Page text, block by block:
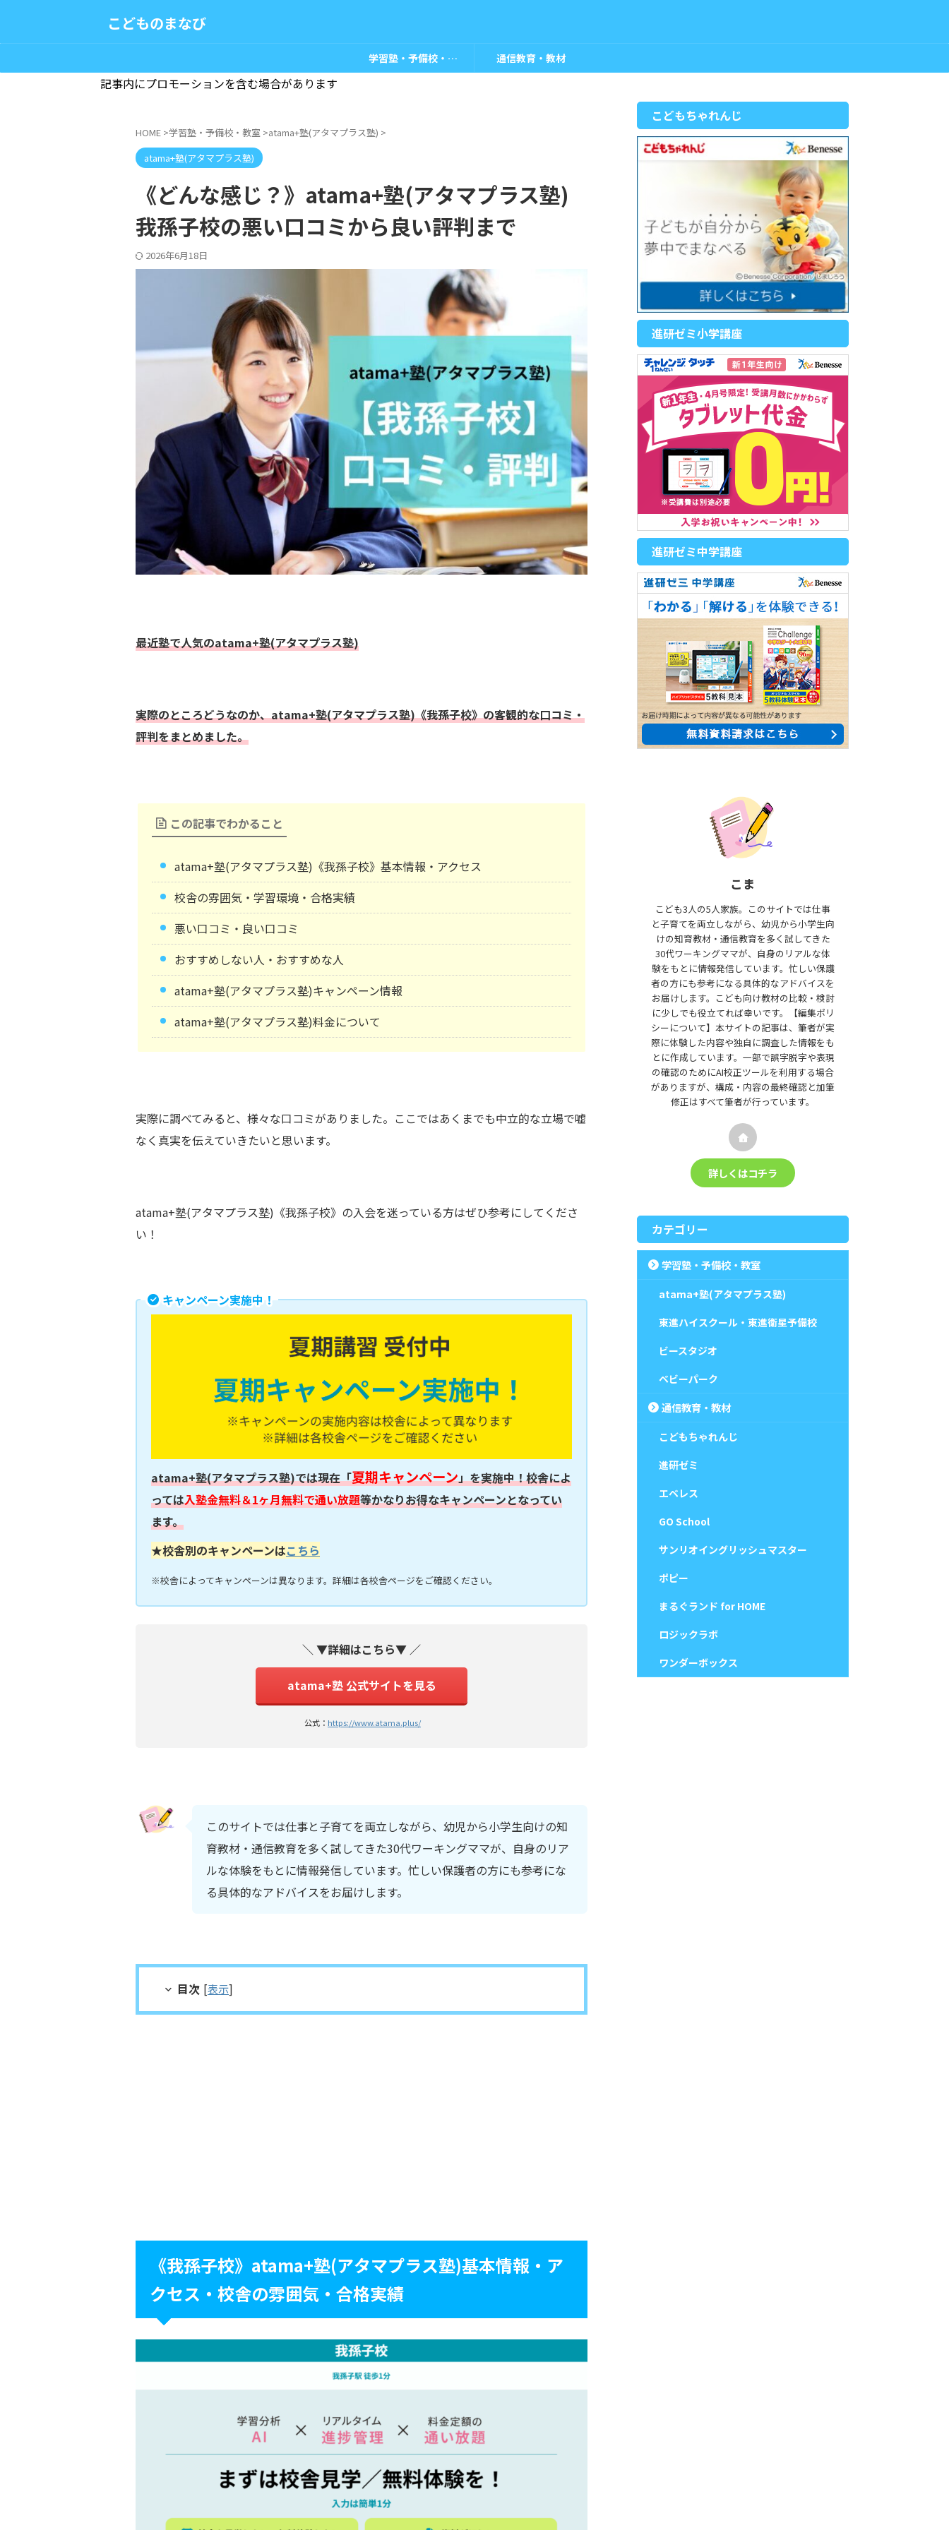
こどものまなび
学習塾・予備校・教室 通信教育・教材
記事内にプロモーションを含む場合があります
HOME >学習塾・予備校・教室 >atama+塾(アタマプラス塾) >
atama+塾(アタマプラス塾)
《どんな感じ？》atama+塾(アタマプラス塾)
我孫子校の悪い口コミから良い評判まで
2026年6月18日
最近塾で人気のatama+塾(アタマプラス塾)
実際のところどうなのか、atama+塾(アタマプラス塾)《我孫子校》の客観的な口コミ・
評判をまとめました。
この記事でわかること
atama+塾(アタマプラス塾)《我孫子校》基本情報・アクセス
校舎の雰囲気・学習環境・合格実績
悪い口コミ・良い口コミ
おすすめしない人・おすすめな人
atama+塾(アタマプラス塾)キャンペーン情報
atama+塾(アタマプラス塾)料金について
実際に調べてみると、様々な口コミがありました。ここではあくまでも中立的な立場で嘘
なく真実を伝えていきたいと思います。
atama+塾(アタマプラス塾)《我孫子校》の入会を迷っている方はぜひ参考にしてくださ
い！
キャンペーン実施中！
atama+塾(アタマプラス塾)では現在「夏期キャンペーン」を実施中！校舎によ
っては入塾金無料＆1ヶ月無料で通い放題等かなりお得なキャンペーンとなってい
ます。
★校舎別のキャンペーンはこちら
※校舎によってキャンペーンは異なります。詳細は各校舎ページをご確認ください。
＼ ▼詳細はこちら▼ ／
atama+塾 公式サイトを見る
公式： https://www.atama.plus/
このサイトでは仕事と子育てを両立しながら、幼児から小学生向けの知
育教材・通信教育を多く試してきた30代ワーキングママが、自身のリア
ルな体験をもとに情報発信しています。忙しい保護者の方にも参考にな
る具体的なアドバイスをお届けします。
目次 [表示]
《我孫子校》atama+塾(アタマプラス塾)基本情報・ア
クセス・校舎の雰囲気・合格実績
こどもちゃれんじ
進研ゼミ小学講座
進研ゼミ中学講座
こま
こども3人の5人家族。このサイトでは仕事
と子育てを両立しながら、幼児から小学生向
けの知育教材・通信教育を多く試してきた
30代ワーキングママが、自身のリアルな体
験をもとに情報発信しています。忙しい保護
者の方にも参考になる具体的なアドバイスを
お届けします。こども向け教材の比較・検討
に少しでも役立てれば幸いです。【編集ポリ
シーについて】本サイトの記事は、筆者が実
際に体験した内容や独自に調査した情報をも
とに作成しています。一部で誤字脱字や表現
の確認のためにAI校正ツールを利用する場合
がありますが、構成・内容の最終確認と加筆
修正はすべて筆者が行っています。
詳しくはコチラ
カテゴリー
学習塾・予備校・教室
atama+塾(アタマプラス塾)
東進ハイスクール・東進衛星予備校
ビースタジオ
ベビーパーク
通信教育・教材
こどもちゃれんじ
進研ゼミ
エベレス
GO School
サンリオイングリッシュマスター
ポピー
まるぐランド for HOME
ロジックラボ
ワンダーボックス